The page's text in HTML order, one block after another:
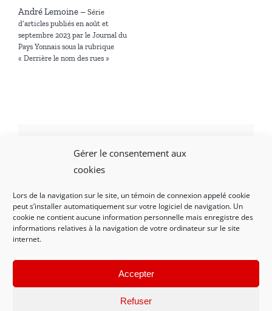
Gérer le consentement aux
cookies
Lors de la navigation sur le site, un témoin de connexion appelé cookie
peut s’installer automatiquement sur votre logiciel de navigation. Un
cookie ne contient aucune information personnelle mais enregistre des
informations relatives à la navigation de votre ordinateur sur le site
internet.
Accepter
Refuser
André Lemoine – Série
d’articles publiés en août et
septembre 2023 par le Journal du
Pays Yonnais sous la rubrique
« Derrière le nom des rues »
Facebook
X LinkedInWhatsApp
Email
Mentions légales et politique de confidentialité
Nous contacter